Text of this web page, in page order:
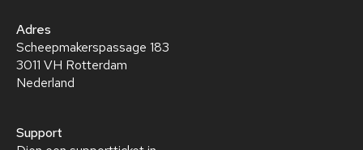
Adres
Scheepmakerspassage 183
3011 VH Rotterdam
Nederland
Support